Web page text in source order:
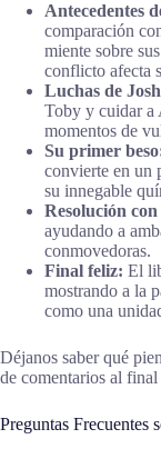
Antecedentes
comparación
miente sobre
conflicto afecta
Luchas de
Toby y cuidar a
momentos de
Su primer
convierte en un
su innegable
Resolución
ayudando a
conmovedoras.
Final feliz: El
mostrando a la
como una
Déjanos saber qué
de comentarios al
Preguntas Frecuentes